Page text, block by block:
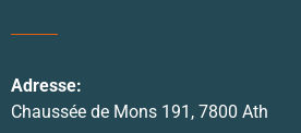
Adresse:
Chaussée de Mons 191, 7800 Ath